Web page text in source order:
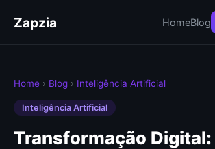
Zapzia HomeBlog
Home › Blog › Inteligência Artificial
Inteligência Artificial
Transformação Digital: